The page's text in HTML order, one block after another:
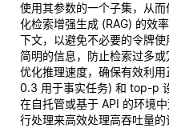
使用其参数的一个子集，从
化检索增强生成 (RAG) 的效
下文，以避免不必要的令牌
简明的信息，防止检索过多
优化推理速度，确保有效利
0.3 用于事实任务) 和 top-p
在自托管或基于 API 的环境
行处理来高效处理高吞吐量